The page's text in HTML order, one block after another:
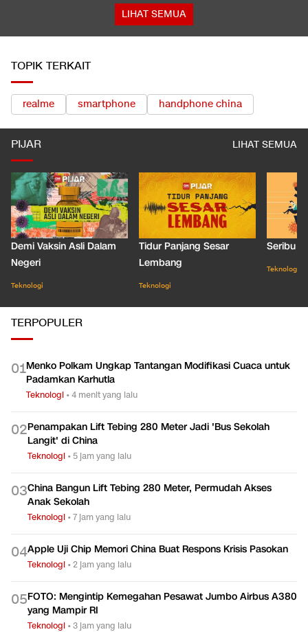
LIHAT SEMUA
TOPIK TERKAIT
realme smartphone handphone china
PIJAR LIHAT SEMUA
Demi Vaksin Asli Dalam
Negeri
Teknologi
Tidur Panjang Sesar
Lembang
Teknologi
Seribu
Teknologi
TERPOPULER
01Menko Polkam Ungkap Tantangan Modifikasi Cuaca untuk
Padamkan Karhutla
Teknologi •4 menit yang lalu
02Penampakan Lift Tebing 280 Meter Jadi 'Bus Sekolah
Langit' di China
Teknologi • 5 jam yang lalu
03China Bangun Lift Tebing 280 Meter, Permudah Akses
Anak Sekolah
Teknologi •7 jam yang lalu
04Apple Uji Chip Memori China Buat Respons Krisis Pasokan
Teknologi •2 jam yang lalu
05FOTO: Mengintip Kemegahan Pesawat Jumbo Airbus A380
yang Mampir RI
Teknologi •3 jam yang lalu